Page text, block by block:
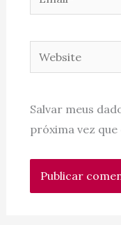
Website
Salvar meus
próxima vez